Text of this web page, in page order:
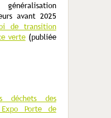
avant 2025
de transition
verte(publiée
déchets des
Expo Porte de